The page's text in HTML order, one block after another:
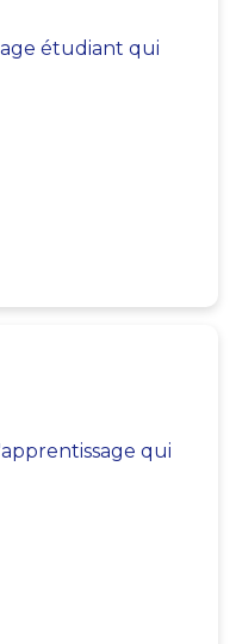
étudiant qui
qui